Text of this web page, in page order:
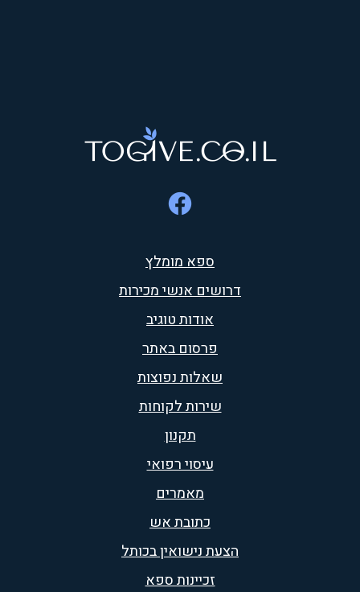
ספא מומלץ
דרושים אנשי מכירות
אודות טוגיב
פרסום באתר
שאלות נפוצות
שירות לקוחות
תקנון
עיסוי רפואי
מאמרים
כתובת אש
הצעת נישואין בכותל
זכיינות ספא